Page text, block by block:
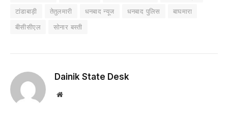
टांडाबाड़ी
तेतुलमारी धनबाद न्यूज धनबाद पुलिस
बाघमारा
बीसीसीएल
सोनार बस्ती
Dainik State Desk
Website